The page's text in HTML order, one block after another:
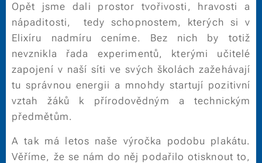
Opět jsme dali prostor tvořivosti, hravosti a
nápaditosti, tedy schopnostem, kterých si v
Elixíru nadmíru ceníme. Bez nich by totiž
nevznikla řada experimentů, kterými učitelé
zapojení v naší síti ve svých školách zažehávají
tu správnou energii a mnohdy startují pozitivní
vztah žáků k přírodovědným a technickým
předmětům.
A tak má letos naše výročka podobu plakátu.
Věříme, že se nám do něj podařilo otisknout to,